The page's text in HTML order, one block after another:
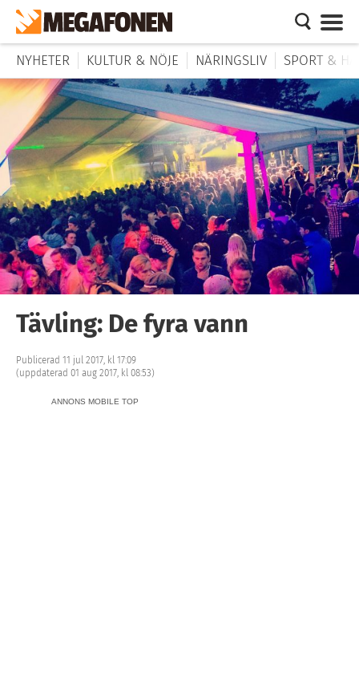
NYHETER KULTUR & NÖJE NÄRINGSLIV SPORT &
Tävling: De fyra vann
Publicerad 11 jul 2017, kl 17:09
(uppdaterad 01 aug 2017, kl 08:53)
ANNONS MOBILE TOP